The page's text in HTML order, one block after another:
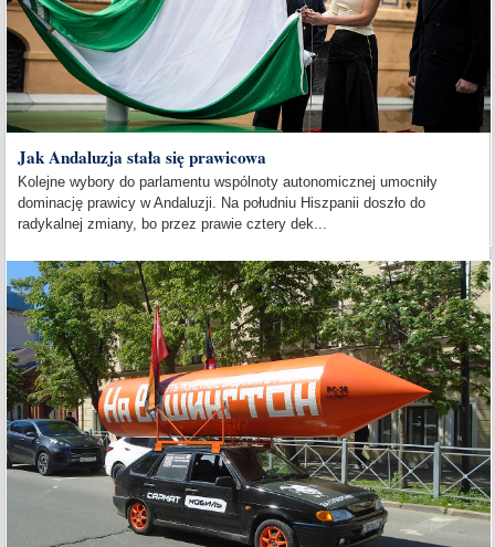
Jak Andaluzja stała się prawicowa
Kolejne wybory do parlamentu wspólnoty autonomicznej umocniły
dominację prawicy w Andaluzji. Na południu Hiszpanii doszło do
radykalnej zmiany, bo przez prawie cztery dek...